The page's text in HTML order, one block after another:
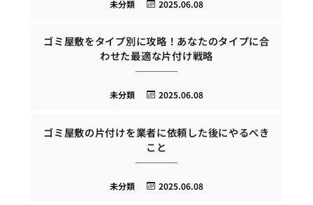
2025.06.08
未分類
ゴミ屋敷をタイプ別に攻略！あなたのタイプに合
わせた最適な片付け戦略
2025.06.08
未分類
ゴミ屋敷の片付けを業者に依頼した後にやるべき
こと
2025.06.08
未分類